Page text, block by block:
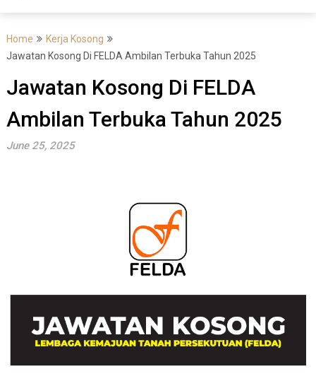
Home
Kerja Kosong
Jawatan Kosong Di FELDA Ambilan Terbuka Tahun 2025
Jawatan Kosong Di FELDA
Ambilan Terbuka Tahun 2025
June 25, 2025